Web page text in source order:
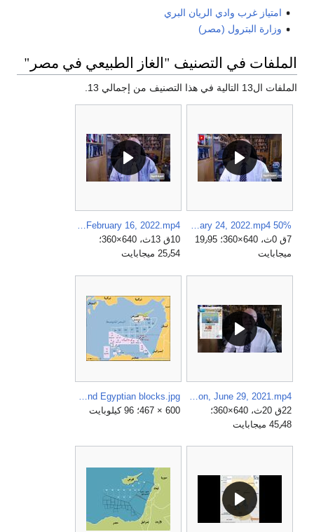
امتياز غرب وادي الريان البري
وزارة البترول (مصر)
الملفات في التصنيف "الغاز الطبيعي في مصر"
الملفات ال13 التالية في هذا التصنيف من إجمالي 13.
50% increase in Egypt consumption of Egyptian gas sources, Nael Shafei, February 24, 2022.mp4
7ق 0ث، 640×360؛ 19٫95
ميجابايت
After 11 years, Sisi admits to foreign role in gas disappearance, Nael Shafei, February 16, 2022.mp4
10ق 13ث، 640×360؛
25٫54 ميجابايت
22ق 20ث، 640×360؛
45٫48 ميجابايت
600 × 467؛ 96 كيلوبايت